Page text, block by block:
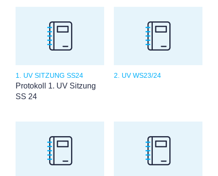
1. UV SITZUNG SS24
Protokoll 1. UV Sitzung
SS 24
2. UV WS23/24